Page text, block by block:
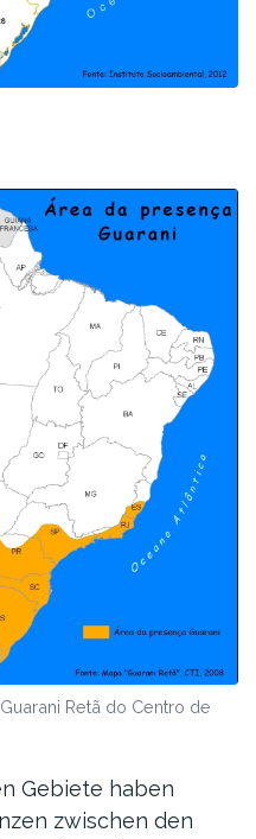
Retã do Centro de
Gebiete haben
zwischen den